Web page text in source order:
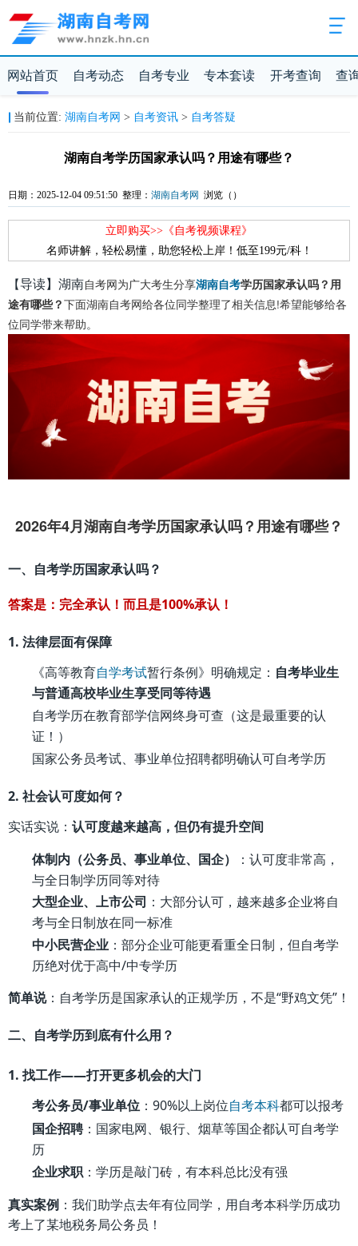
网站首页 自考动态 自考专业 专本套读 开考查询 查
当前位置: 湖南自考网 > 自考资讯> 自考答疑
湖南自考学历国家承认吗？用途有哪些？
日期：2025-12-04 09:51:50 整理： 湖南自考网 浏览（ ）
立即购买>>《自考视频课程》
名师讲解，轻松易懂，助您轻松上岸！低至199元/科！
【导读】湖南自考网为广大考生分享湖南自考学历国家承认吗？用
途有哪些？下面湖南自考网给各位同学整理了相关信息!希望能够给各
位同学带来帮助。
2026年4月湖南自考学历国家承认吗？用途有哪些？
一、自考学历国家承认吗？
答案是：完全承认！而且是100%承认！
1. 法律层面有保障
《高等教育自学考试暂行条例》明确规定： 自考毕业生
与普通高校毕业生享受同等待遇
自考学历在教育部学信网终身可查（这是最重要的认
证！）
国家公务员考试、事业单位招聘都明确认可自考学历
2. 社会认可度如何？
实话实说： 认可度越来越高，但仍有提升空间
体制内（公务员、事业单位、国企）
：认可度非常高，
与全日制学历同等对待
大型企业、上市公司 ：大部分认可，越来越多企业将自
考与全日制放在同一标准
中小民营企业：部分企业可能更看重全日制，但自考学
历绝对优于高中/中专学历
简单说：自考学历是国家承认的正规学历，不是“野鸡文凭”！
二、自考学历到底有什么用？
1. 找工作——打开更多机会的大门
考公务员/事业单位：90%以上岗位自考本科都可以报考
国企招聘：国家电网、银行、烟草等国企都认可自考学
历
企业求职：学历是敲门砖，有本科总比没有强
真实案例：我们助学点去年有位同学，用自考本科学历成功
考上了某地税务局公务员！